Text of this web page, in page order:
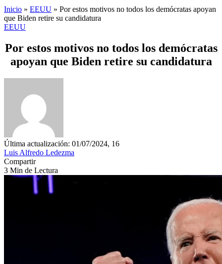
Inicio » EEUU » Por estos motivos no todos los demócratas apoyan
que Biden retire su candidatura
EEUU
Por estos motivos no todos los demócratas
apoyan que Biden retire su candidatura
Última actualización: 01/07/2024, 16
Luis Alfredo Ledezma
Compartir
3 Min de Lectura